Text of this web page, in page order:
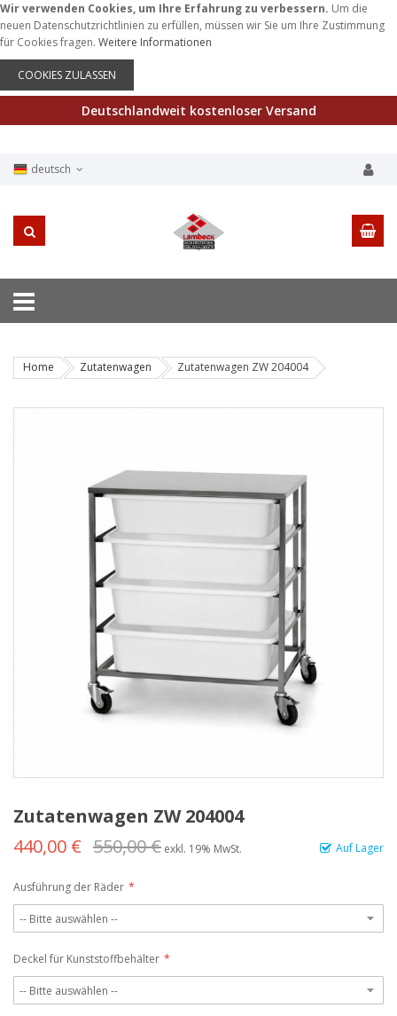
Wir verwenden Cookies, um Ihre Erfahrung zu verbessern. Um die
neuen Datenschutzrichtlinien zu erfüllen, müssen wir Sie um Ihre Zustimmung
für Cookies fragen. Weitere Informationen
COOKIES ZULASSEN
Deutschlandweit kostenloser Versand
deutsch
Home Zutatenwagen Zutatenwagen ZW 204004
Zutatenwagen ZW 204004
Auf Lager
440,00 € 550,00 € exkl. 19% MwSt.
Ausführung der Räder
Deckel für Kunststoffbehälter